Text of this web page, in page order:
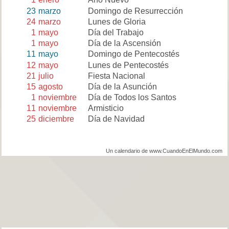
23 marzo
Domingo de Resurrección
24 marzo
Lunes de Gloria
1 mayo
Día del Trabajo
1 mayo
Día de la Ascensión
11 mayo
Domingo de Pentecostés
12 mayo
Lunes de Pentecostés
21 julio
Fiesta Nacional
15 agosto
Día de la Asunción
1 noviembre
Día de Todos los Santos
11 noviembre
Armisticio
25 diciembre Día de Navidad
Un calendario de www.CuandoEnElMundo.com